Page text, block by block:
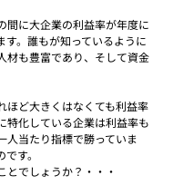
間に大企業の利益率が年度に
す。誰もが知っているように
材も豊富であり、そして資金
ほど大きくはなくても利益率
特化している企業は利益率も
人当たり指標で勝っていま
す。
とでしょうか？・・・